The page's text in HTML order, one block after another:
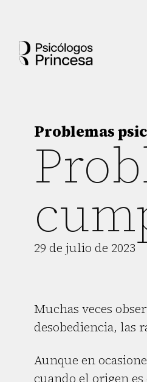
Problemas
29 de julio de 2023
Muchas veces
desobediencia, las
Aunque en
cuando el origen